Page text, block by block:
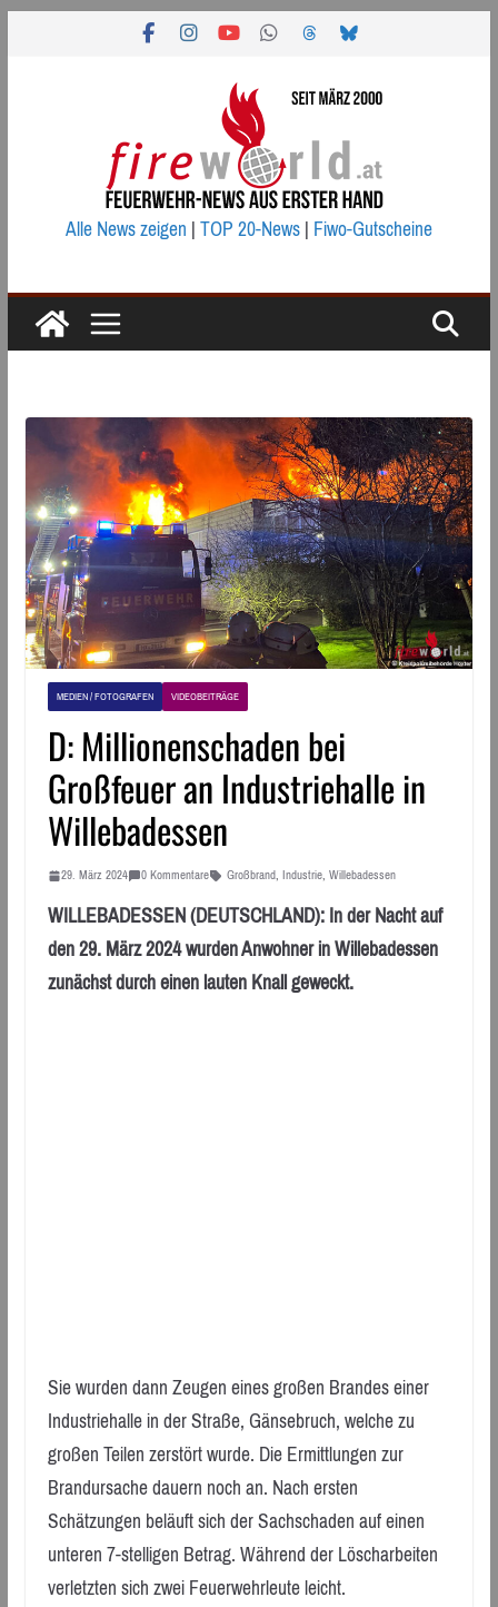
Alle News zeigen|TOP 20-News|Fiwo-Gutscheine
MEDIEN / FOTOGRAFEN VIDEOBEITRÄGE
D: Millionenschaden bei
Großfeuer an Industriehalle in
Willebadessen
29. März 2024 0 Kommentare Großbrand, Industrie, Willebadessen
WILLEBADESSEN (DEUTSCHLAND): In der Nacht auf
den 29. März 2024 wurden Anwohner in Willebadessen
zunächst durch einen lauten Knall geweckt.
Sie wurden dann Zeugen eines großen Brandes einer
Industriehalle in der Straße, Gänsebruch, welche zu
großen Teilen zerstört wurde. Die Ermittlungen zur
Brandursache dauern noch an. Nach ersten
Schätzungen beläuft sich der Sachschaden auf einen
unteren 7-stelligen Betrag. Während der Löscharbeiten
verletzten sich zwei Feuerwehrleute leicht.